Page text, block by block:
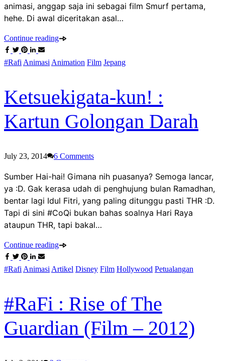
animasi, anggap saja ini sebagai film Smurf pertama,
hehe. Di awal diceritakan asal…
Continue reading
#Rafi Animasi Animation Film Jepang
Ketsuekigata-kun! :
Kartun Golongan Darah
July 23, 2014 6 Comments
Sumber Hai-hai! Gimana nih puasanya? Semoga lancar,
ya :D. Gak kerasa udah di penghujung bulan Ramadhan,
bentar lagi Idul Fitri, yang paling ditunggu pasti THR :D.
Tapi di sini #CoQi bukan bahas soalnya Hari Raya
ataupun THR, tapi bakal…
Continue reading
#Rafi Animasi Artikel Disney Film Hollywood Petualangan
#RaFi : Rise of The
Guardian (Film – 2012)